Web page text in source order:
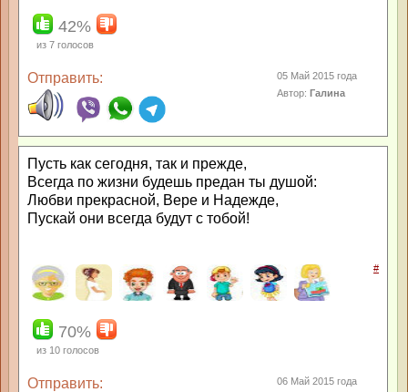
42%
из 7 голосов
Отправить:
05 Май 2015 года
Автор:Галина
Пусть как сегодня, так и прежде,
Всегда по жизни будешь предан ты душой:
Любви прекрасной, Вере и Надежде,
Пускай они всегда будут с тобой!
#
70%
из 10 голосов
Отправить:
06 Май 2015 года